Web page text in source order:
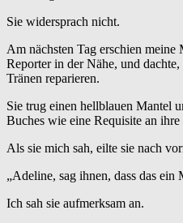
Sie widersprach nicht.
Am nächsten Tag erschien meine
Reporter in der Nähe, und
Tränen reparieren.
Sie trug einen hellblauen Mantel
Buches wie eine Requisite an
Als sie mich sah, eilte sie nach
„Adeline, sag ihnen, dass das ein
Ich sah sie aufmerksam an.